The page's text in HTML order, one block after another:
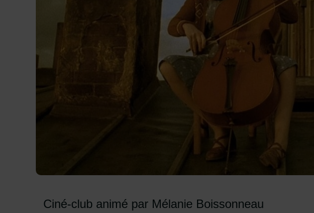
Ciné-club animé par Mélanie Boissonneau